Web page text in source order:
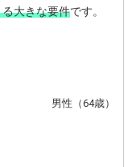
大きな要件です。
男性（64歳）